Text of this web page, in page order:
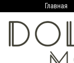
Главная